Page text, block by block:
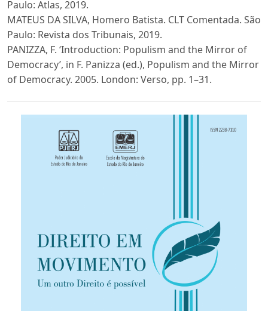
Paulo: Atlas, 2019.
MATEUS DA SILVA, Homero Batista. CLT Comentada. São
Paulo: Revista dos Tribunais, 2019.
PANIZZA, F. ‘Introduction: Populism and the Mirror of
Democracy’, in F. Panizza (ed.), Populism and the Mirror
of Democracy. 2005. London: Verso, pp. 1–31.